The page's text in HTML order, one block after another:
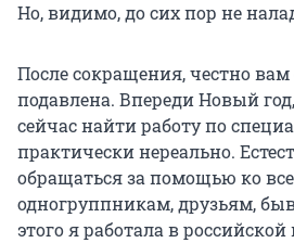
Но, видимо, до сих пор не
После сокращения, честно
подавлена. Впереди Новый
сейчас найти работу по
практически нереально.
обращаться за помощью ко
одногруппникам, друзьям,
этого я работала в